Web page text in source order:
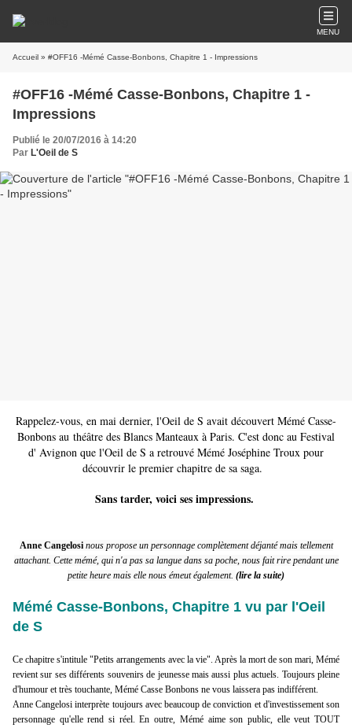
MENU
Accueil » #OFF16 -Mémé Casse-Bonbons, Chapitre 1 - Impressions
#OFF16 -Mémé Casse-Bonbons, Chapitre 1 -
Impressions
Publié le 20/07/2016 à 14:20
Par L'Oeil de S
Rappelez-vous, en mai dernier, l'Oeil de S avait découvert Mémé Casse-
Bonbons au théâtre des Blancs Manteaux à Paris. C'est donc au Festival
d' Avignon que l'Oeil de S a retrouvé Mémé Joséphine Troux pour
découvrir le premier chapitre de sa saga.
Sans tarder, voici ses impressions.
Anne Cangelosinous propose un personnage complètement déjanté mais tellement
attachant. Cette mémé, qui n'a pas sa langue dans sa poche, nous fait rire pendant une
petite heure mais elle nous émeut également. (lire la suite)
Mémé Casse-Bonbons, Chapitre 1 vu par l'Oeil
de S
Ce chapitre s'intitule "Petits arrangements avec la vie". Après la mort de son mari, Mémé
revient sur ses différents souvenirs de jeunesse mais aussi plus actuels. Toujours pleine
d'humour et très touchante, Mémé Casse Bonbons ne vous laissera pas indifférent.
Anne Cangelosi interprète toujours avec beaucoup de conviction et d'investissement son
personnage qu'elle rend si réel. En outre, Mémé aime son public, elle veut TOUT